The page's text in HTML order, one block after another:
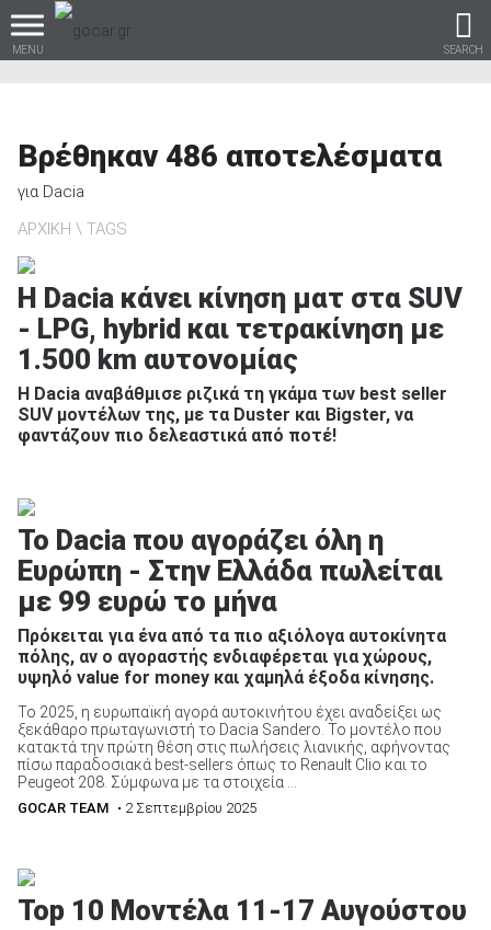
MENU SEARCH
βρες το!
ΑΝΑΖΗΤΗΣΗ
Μεταχειρισμένα
Επιχειρήσεις
Βρέθηκαν 486 αποτελέσματα
για Dacia
ΑΡΧΙΚΗ
TAGS
H Dacia κάνει κίνηση ματ στα SUV
- LPG, hybrid και τετρακίνηση με
1.500 km αυτονομίας
Η Dacia αναβάθμισε ριζικά τη γκάμα των best seller
SUV μοντέλων της, με τα Duster και Bigster, να
φαντάζουν πιο δελεαστικά από ποτέ!
Το Dacia που αγοράζει όλη η
Ευρώπη - Στην Ελλάδα πωλείται
με 99 ευρώ το μήνα
Πρόκειται για ένα από τα πιο αξιόλογα αυτοκίνητα
πόλης, αν ο αγοραστής ενδιαφέρεται για χώρους,
υψηλό value for money και χαμηλά έξοδα κίνησης.
Το 2025, η ευρωπαϊκή αγορά αυτοκινήτου έχει αναδείξει ως
ξεκάθαρο πρωταγωνιστή το Dacia Sandero. Το μοντέλο που
κατακτά την πρώτη θέση στις πωλήσεις λιανικής, αφήνοντας
πίσω παραδοσιακά best-sellers όπως το Renault Clio και το
Peugeot 208. Σύμφωνα με τα στοιχεία ...
GOCAR TEAM • 2 Σεπτεμβρίου 2025
Top 10 Μοντέλα 11-17 Αυγούστου